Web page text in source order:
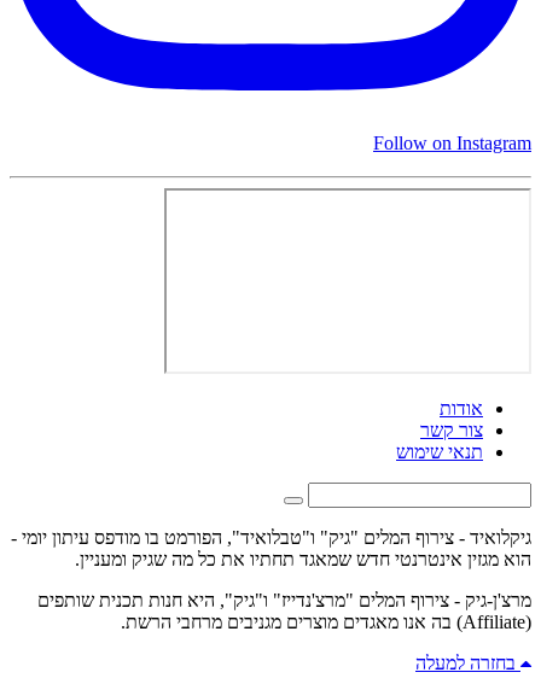
Follow on Instagram
אודות
צור קשר
תנאי שימוש
גיקלואיד - צירוף המלים "גיק" ו"טבלואיד", הפורמט בו מודפס עיתון יומי -
הוא מגזין אינטרנטי חדש שמאגד תחתיו את כל מה שגיק ומעניין.
מרצ'ן-גיק - צירוף המלים "מרצ'נדייז" ו"גיק", היא חנות תכנית שותפים
(Affiliate) בה אנו מאגדים מוצרים מגניבים מרחבי הרשת.
בחזרה למעלה